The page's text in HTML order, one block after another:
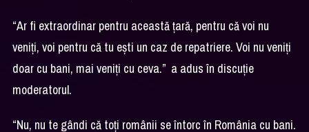
“Ar fi extraordinar pentru această țară, pentru că voi nu
veniți, voi pentru că tu ești un caz de repatriere. Voi nu veniți
doar cu bani, mai veniți cu ceva.” a adus în discuție
moderatorul.
“Nu, nu te gândi că toți românii se întorc în România cu bani.